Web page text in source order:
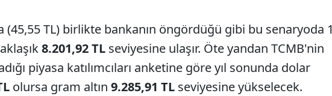
(45,55 TL) birlikte bankanın öngördüğü gibi bu senaryoda 1
8.201,92TL seviyesine ulaşır. Öte yandan TCMB'nin
piyasa katılımcıları anketine göre yıl sonunda dolar
olursa gram altın 9.285,91 TL seviyesine yükselecek.